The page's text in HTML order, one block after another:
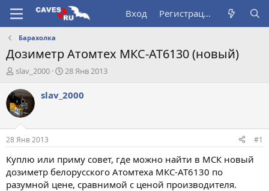
Вход Регистрация
Барахолка
Дозиметр Атомтех МКС-АТ6130 (новый)
А
т
о
р
т
е
м
ы
slav_2000
Д
т
а
л
28 Янв 2013
slav_2000
28 Янв 2013 #1
Куплю или приму совет, где можно найти в МСК новый
дозиметр белорусского Атомтеха МКС-АТ6130 по
разумной цене, сравнимой с ценой производителя.